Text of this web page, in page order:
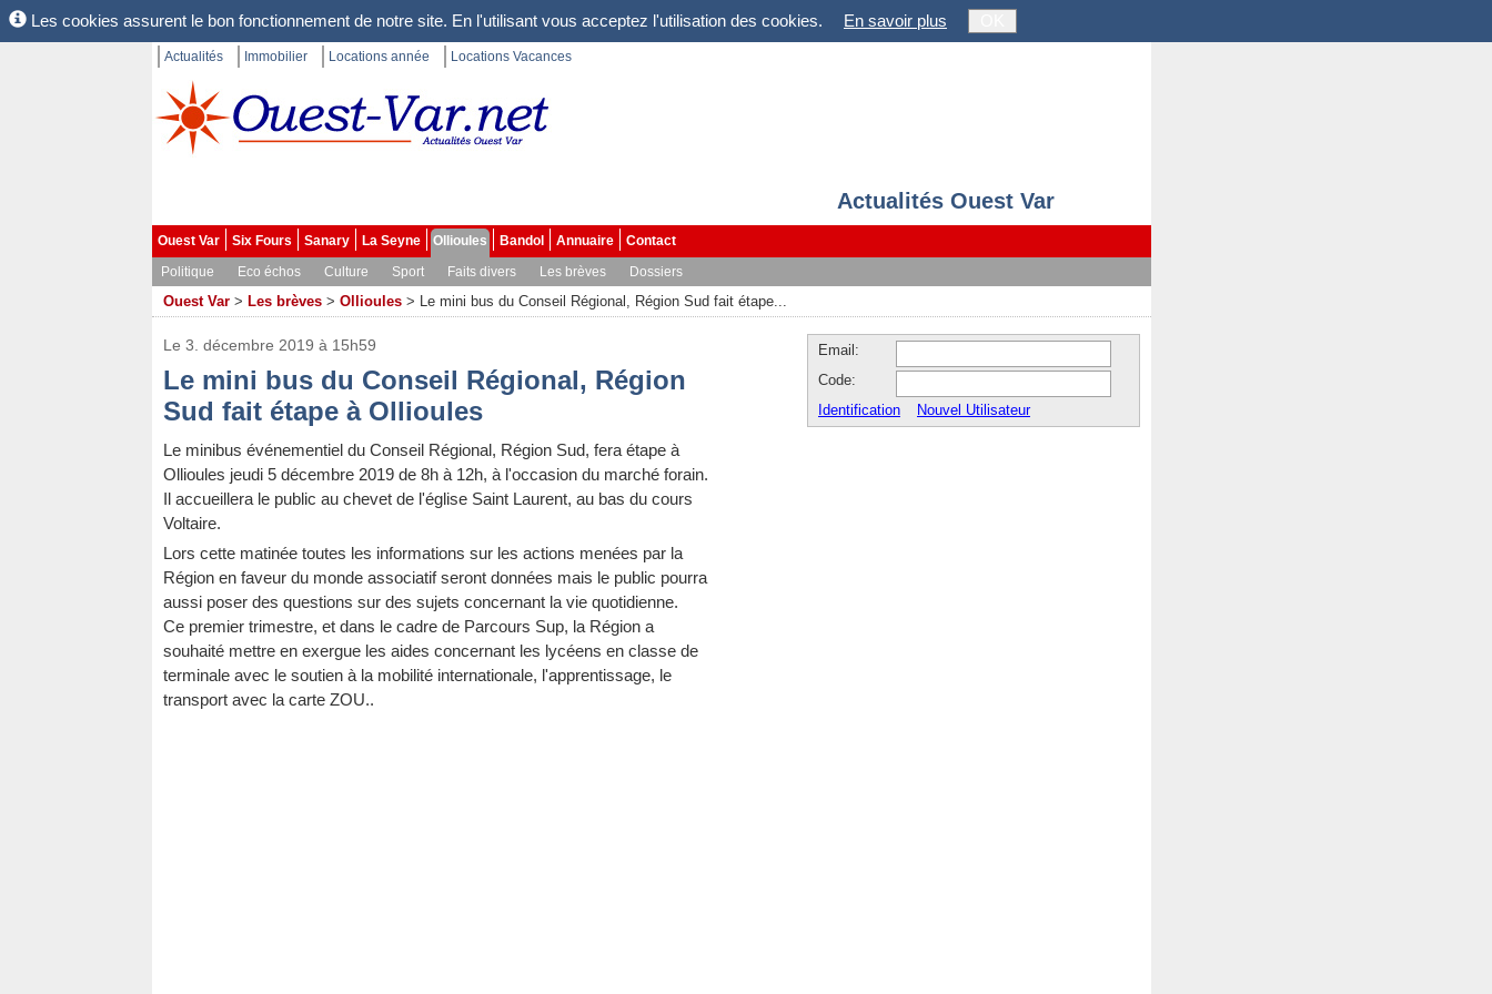
Les cookies assurent le bon fonctionnement de notre site. En l'utilisant vous acceptez l'utilisation des cookies. En savoir plus
Actualités Immobilier Locations année Locations Vacances
Actualités Ouest Var
Ouest Var Six Fours Sanary La Seyne Ollioules Bandol Annuaire
Contact
Politique
Eco échos Culture Sport Faits divers Les brèves Dossiers
Ouest Var > Les brèves > Ollioules > Le mini bus du Conseil Régional, Région Sud fait étape...
Le 3. décembre 2019 à 15h59
Le mini bus du Conseil Régional, Région
Sud fait étape à Ollioules
Le minibus événementiel du Conseil Régional, Région Sud, fera étape à
Ollioules jeudi 5 décembre 2019 de 8h à 12h, à l'occasion du marché forain.
Il accueillera le public au chevet de l'église Saint Laurent, au bas du cours
Voltaire.
Lors cette matinée toutes les informations sur les actions menées par la
Région en faveur du monde associatif seront données mais le public pourra
aussi poser des questions sur des sujets concernant la vie quotidienne.
Ce premier trimestre, et dans le cadre de Parcours Sup, la Région a
souhaité mettre en exergue les aides concernant les lycéens en classe de
terminale avec le soutien à la mobilité internationale, l'apprentissage, le
transport avec la carte ZOU..
Email:
Code:
Identification
Nouvel Utilisateur